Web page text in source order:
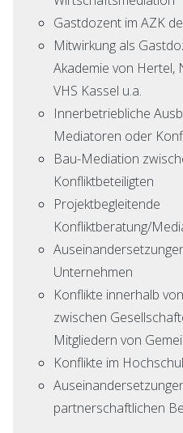
Gastdozent im AZK
Mitwirkung als
Akademie von Hertel,
VHS Kassel u.a.
Innerbetriebliche
Mediatoren oder
Bau-Mediation
Konfliktbeteiligten
Projektbegleitende
Konfliktberatung/
Unternehmen
Konflikte innerhalb
zwischen
Mitgliedern von
Konflikte im
partnerschaftlichen